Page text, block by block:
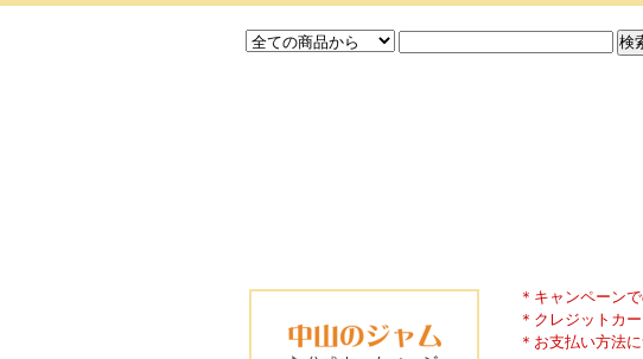
＊キャンペーン
＊クレジットカ
＊ お支払い方法